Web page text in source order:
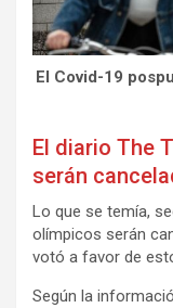
El Covid-19
El diario The
serán
Lo que se temía,
olímpicos serán
votó a favor de
Según la